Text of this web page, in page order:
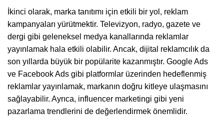
İkinci olarak, marka tanıtımı için etkili bir yol, reklam
kampanyaları yürütmektir. Televizyon, radyo, gazete ve
dergi gibi geleneksel medya kanallarında reklamlar
yayınlamak hala etkili olabilir. Ancak, dijital reklamcılık da
son yıllarda büyük bir popülarite kazanmıştır. Google Ads
ve Facebook Ads gibi platformlar üzerinden hedeflenmiş
reklamlar yayınlamak, markanın doğru kitleye ulaşmasını
sağlayabilir. Ayrıca, influencer marketingi gibi yeni
pazarlama trendlerini de değerlendirmek önemlidir.